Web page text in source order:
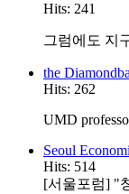
Hits: 241
그럼에도 지
the
Hits: 262
UMD
Seoul
Hits: 514
[서울포럼] "